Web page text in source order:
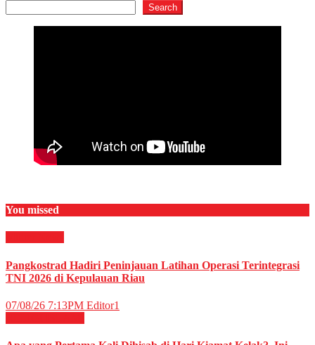
Search
You missed
Pangkostrad Hadiri Peninjauan Latihan Operasi Terintegrasi
TNI 2026 di Kepulauan Riau
07/08/26 7:13PM Editor1